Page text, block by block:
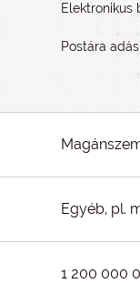
Elektronikus
Postára
Egyéb, pl.
1 200 000